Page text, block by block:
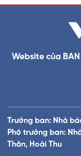
Website của BAN
Trưởng ban: Nhà
Phó trưởng ban:
Thân, Hoài Thu